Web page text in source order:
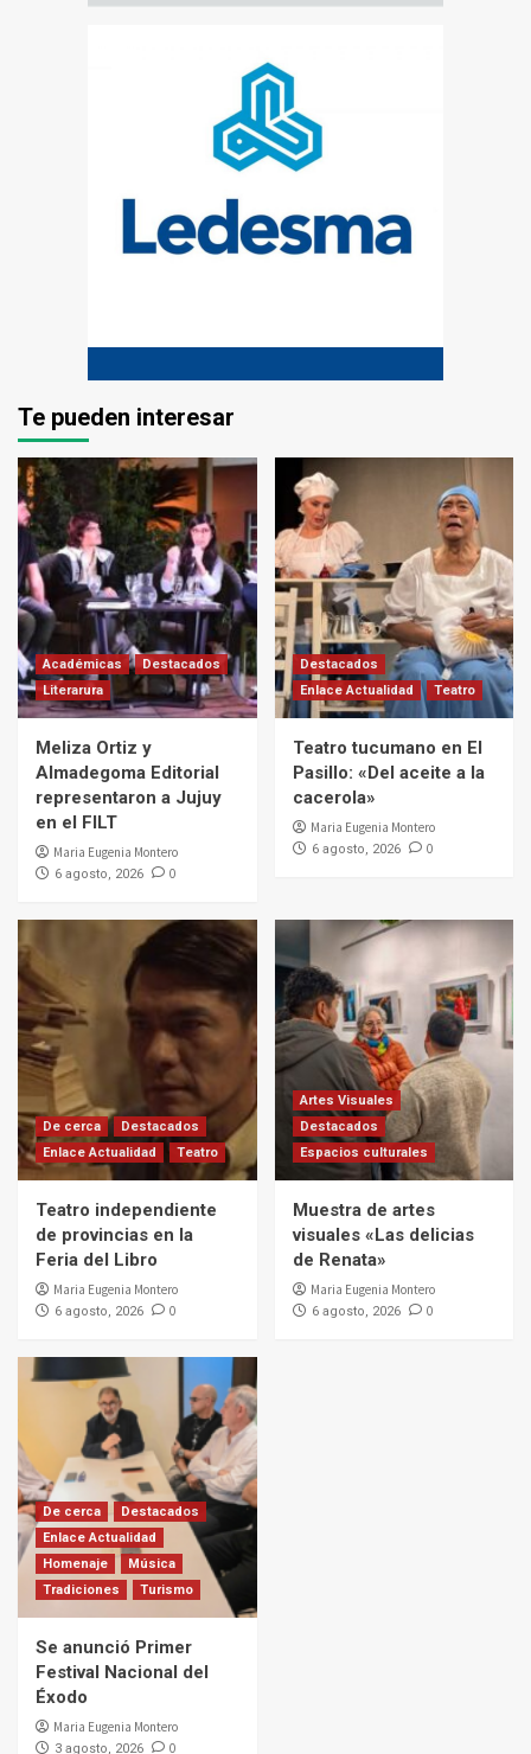
Te pueden interesar
Académicas
Destacados
Literarura
Meliza Ortiz y
Almadegoma Editorial
representaron a Jujuy
en el FILT
Maria Eugenia Montero
6 agosto, 2026 0
Destacados
Enlace Actualidad
Teatro
Teatro tucumano en El
Pasillo: «Del aceite a la
cacerola»
Maria Eugenia Montero
6 agosto, 2026 0
De cerca
Destacados
Enlace Actualidad
Teatro
Teatro independiente
de provincias en la
Feria del Libro
Maria Eugenia Montero
6 agosto, 2026 0
Artes Visuales
Destacados
Espacios culturales
Muestra de artes
visuales «Las delicias
de Renata»
Maria Eugenia Montero
6 agosto, 2026 0
De cerca
Destacados
Enlace Actualidad
Homenaje
Música
Tradiciones
Turismo
Se anunció Primer
Festival Nacional del
Éxodo
Maria Eugenia Montero
3 agosto, 2026 0